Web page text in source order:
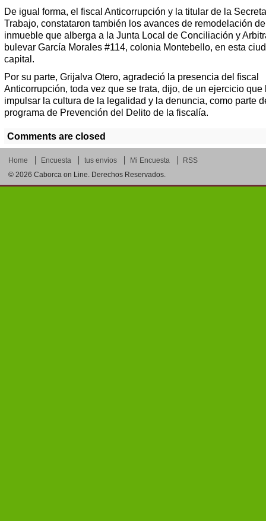
De igual forma, el fiscal Anticorrupción y la titular de la
Trabajo, constataron también los avances de remodelación
inmueble que alberga a la Junta Local de Conciliación y
bulevar García Morales #114, colonia Montebello, en esta
capital.
Por su parte, Grijalva Otero, agradeció la presencia del fiscal
Anticorrupción, toda vez que se trata, dijo, de un ejercicio que
impulsar la cultura de la legalidad y la denuncia, como parte
programa de Prevención del Delito de la fiscalía.
Comments are closed
Home Encuesta tus envios Mi Encuesta
RSS
© 2026 Caborca on Line. Derechos Reservados.